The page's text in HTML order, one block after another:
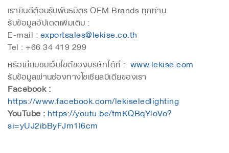
เรายินดีต้อนรับพันธมิตร OEM Brands ทุกท่าน
รับข้อมูลอัปเดตเพิ่มเติม :
E-mail :exportsales@lekise.co.th
Tel : +66 34 419 299
หรือเยี่ยมชมเว็บไซต์ของบริษัทได้ที่ : www.lekise.com
รับข้อมูลผ่านช่องทางโซเชียลมีเดียของเรา
Facebook :
https://www.facebook.com/lekiseledlighting
YouTube :https://youtu.be/tmKQBqYloVo?
si=yUJ2ibByFJm1I6cm